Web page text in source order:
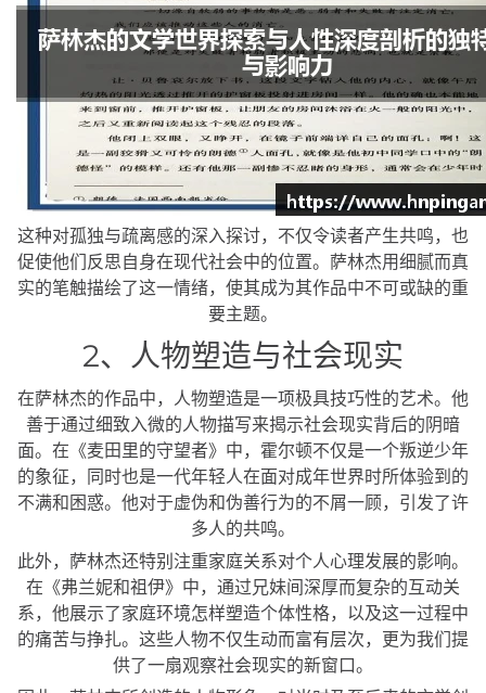
这种对孤独与疏离感的深入探讨，不仅令读者产生共鸣，也
促使他们反思自身在现代社会中的位置。萨林杰用细腻而真
实的笔触描绘了这一情绪，使其成为其作品中不可或缺的重
要主题。
2、人物塑造与社会现实
在萨林杰的作品中，人物塑造是一项极具技巧性的艺术。他
善于通过细致入微的人物描写来揭示社会现实背后的阴暗
面。在《麦田里的守望者》中，霍尔顿不仅是一个叛逆少年
的象征，同时也是一代年轻人在面对成年世界时所体验到的
不满和困惑。他对于虚伪和伪善行为的不屑一顾，引发了许
多人的共鸣。
此外，萨林杰还特别注重家庭关系对个人心理发展的影响。
在《弗兰妮和祖伊》中，通过兄妹间深厚而复杂的互动关
系，他展示了家庭环境怎样塑造个体性格，以及这一过程中
的痛苦与挣扎。这些人物不仅生动而富有层次，更为我们提
供了一扇观察社会现实的新窗口。